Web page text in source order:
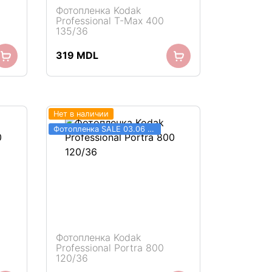
Фотопленка Kodak
Professional T-Max 400
135/36
319 MDL
Нет в наличии
Фотопленка SALE 03.06 - 31.08
Фотопленка Kodak
Professional Portra 800
120/36